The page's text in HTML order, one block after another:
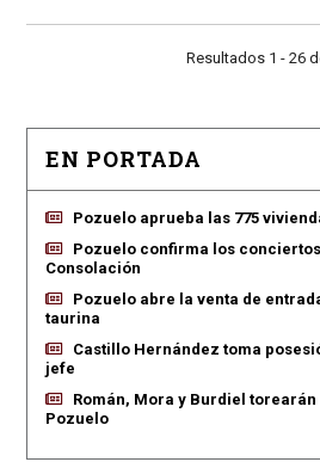
Resultados 1 - 26
EN PORTADA
Pozuelo aprueba las 775
Pozuelo confirma los
Consolación
Pozuelo abre la venta de
taurina
Castillo Hernández toma
jefe
Román, Mora y Burdiel torearán
Pozuelo